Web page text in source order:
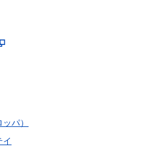
,
パ）
イ